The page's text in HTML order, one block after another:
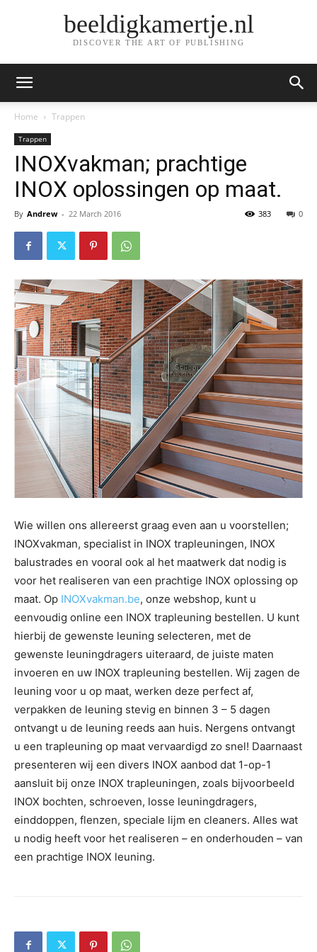
beeldigkamertje.nl
DISCOVER THE ART OF PUBLISHING
Home Trappen
Trappen
INOXvakman; prachtige
INOX oplossingen op maat.
By Andrew - 22 March 2016 0
383
Wie willen ons allereerst graag even aan u voorstellen;
INOXvakman, specialist in INOX trapleuningen, INOX
balustrades en vooral ook al het maatwerk dat nodig is
voor het realiseren van een prachtige INOX oplossing op
maat. Op INOXvakman.be, onze webshop, kunt u
eenvoudig online een INOX trapleuning bestellen. U kunt
hierbij de gewenste leuning selecteren, met de
gewenste leuningdragers uiteraard, de juiste maten
invoeren en uw INOX trapleuning bestellen. Wij zagen de
leuning voor u op maat, werken deze perfect af,
verpakken de leuning stevig en binnen 3 – 5 dagen
ontvangt u de leuning reeds aan huis. Nergens ontvangt
u een trapleuning op maat vervaardigd zo snel! Daarnaast
presenteren wij een divers INOX aanbod dat 1-op-1
aansluit bij onze INOX trapleuningen, zoals bijvoorbeeld
INOX bochten, schroeven, losse leuningdragers,
einddoppen, flenzen, speciale lijm en cleaners. Alles wat
u nodig heeft voor het realiseren – en onderhouden – van
een prachtige INOX leuning.